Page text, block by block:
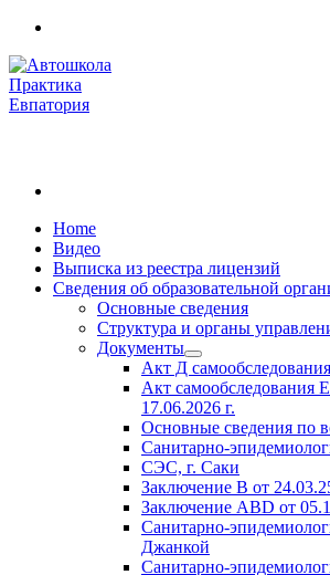
Home
Видео
Выписка из реестра лицензий
Сведения об образовательной
Основные сведения
Структура и органы
Документы
Акт Д самообследования
Акт самообследования
17.06.2026 г.
Основные сведения по
Санитарно-
СЭС, г. Саки
Заключение В от
Заключение АВD от
Санитарно-
Джанкой
Санитарно-